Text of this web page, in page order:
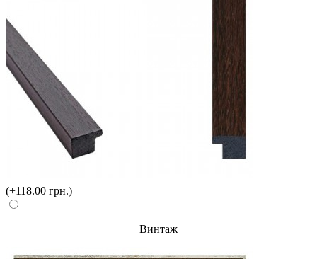
(+118.00 грн.)
Винтаж